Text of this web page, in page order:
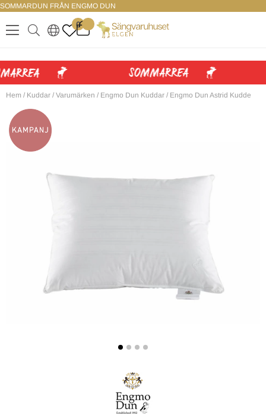
SOMMARDUN FRÅN ENGMO DUN
.
0
. ..
LOGGA IN
Hem / Kuddar / Varumärken / Engmo Dun Kuddar / Engmo Dun Astrid Kudde